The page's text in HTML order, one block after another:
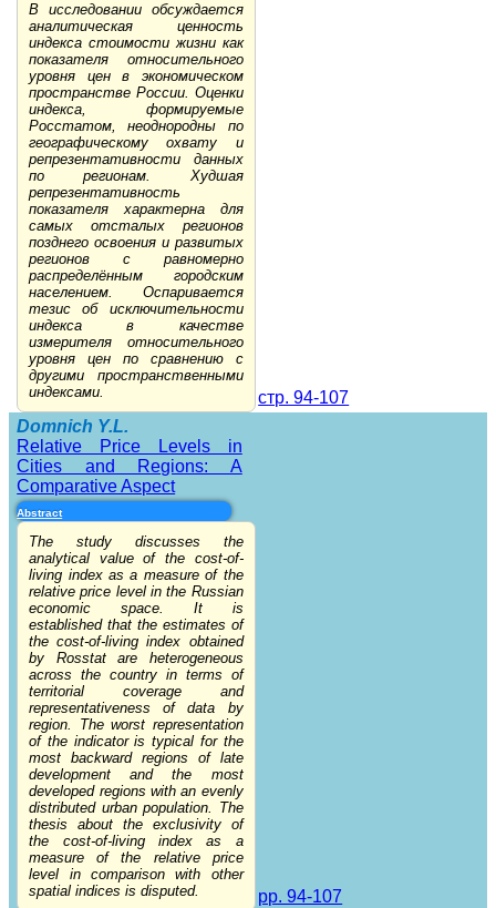
В исследовании обсуждается
аналитическая ценность
индекса стоимости жизни как
показателя относительного
уровня цен в экономическом
пространстве России. Оценки
индекса, формируемые
Росстатом, неоднородны по
географическому охвату и
репрезентативности данных
по регионам. Худшая
репрезентативность
показателя характерна для
самых отсталых регионов
позднего освоения и развитых
регионов с равномерно
распределённым городским
населением. Оспаривается
тезис об исключительности
индекса в качестве
измерителя относительного
уровня цен по сравнению с
другими пространственными
индексами.
стр. 94-107
Domnich Y.L.
Relative Price Levels in
Cities and Regions: A
Comparative Aspect
Abstract
The study discusses the
analytical value of the cost-of-
living index as a measure of the
relative price level in the Russian
economic space. It is
established that the estimates of
the cost-of-living index obtained
by Rosstat are heterogeneous
across the country in terms of
territorial coverage and
representativeness of data by
region. The worst representation
of the indicator is typical for the
most backward regions of late
development and the most
developed regions with an evenly
distributed urban population. The
thesis about the exclusivity of
the cost-of-living index as a
measure of the relative price
level in comparison with other
spatial indices is disputed.
pp. 94-107